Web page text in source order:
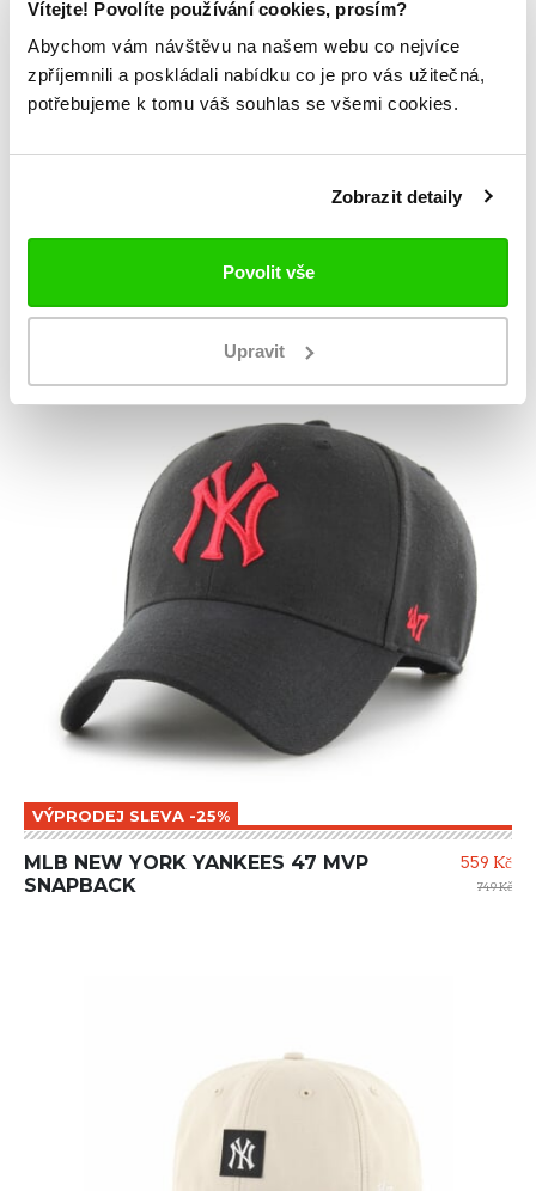
Vítejte! Povolíte používání cookies, prosím?
Abychom vám návštěvu na našem webu co nejvíce
zpříjemnili a poskládali nabídku co je pro vás užitečná,
potřebujeme k tomu váš souhlas se všemi cookies.
Zobrazit detaily
Povolit vše
Upravit
VÝPRODEJ SLEVA -27%
BAGHEERA UNDER 47 CLEAN UP
VÝPRODEJ SLEVA -25%
MLB NEW YORK YANKEES 47 MVP
SNAPBACK
559 Kč
749 Kč